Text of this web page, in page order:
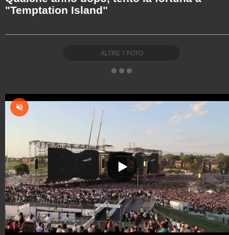
"Temptation Island"
ALTRE 7 FOTO